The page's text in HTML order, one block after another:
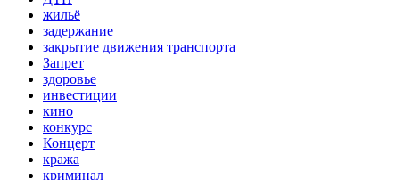
жильё
задержание
закрытие движения транспорта
Запрет
здоровье
инвестиции
кино
конкурс
Концерт
кража
криминал